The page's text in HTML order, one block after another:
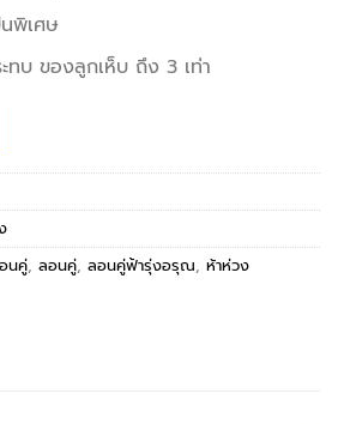
พิเศษ
ทบ ของลูกเห็บ ถึง 3 เท่า
นคู่, ลอนคู่, ลอนคู่ฟ้ารุ่งอรุณ, ห้าห่วง